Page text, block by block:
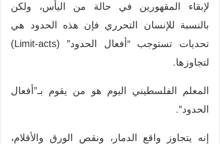
لإبقاء المقهورين في حالة من اليأس، ولكن
بالنسبة للإنسان التحرري فإن هذه الحدود هي
تحديات تستوجب “أفعال الحدود” (Limit-acts)
لتجاوزها.
المعلم الفلسطيني اليوم هو من يقوم بـ”أفعال
الحدود”.
إنه يتجاوز واقع الدمار، ونقص الورق والأقلام،